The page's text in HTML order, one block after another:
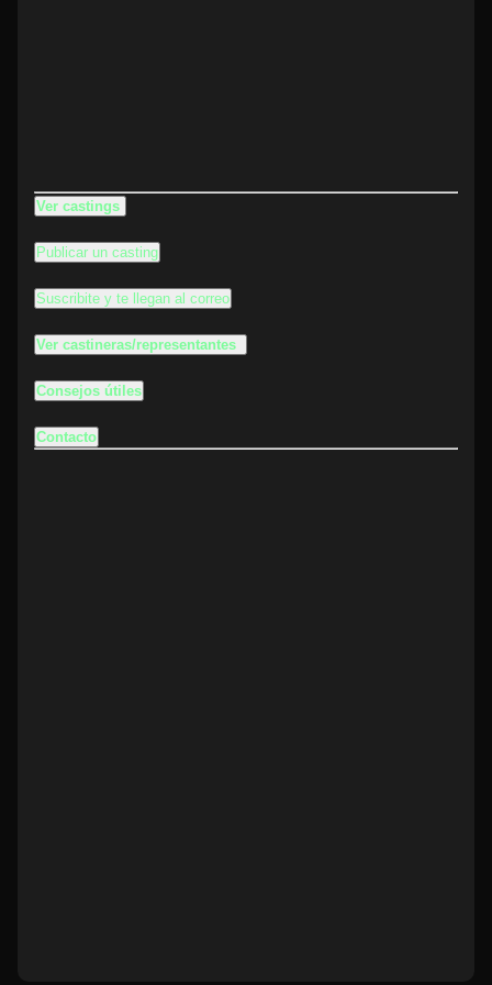
Ver castings
Publicar un casting
Suscribite y te llegan al correo
Ver castineras/representantes
Consejos útiles
Contacto